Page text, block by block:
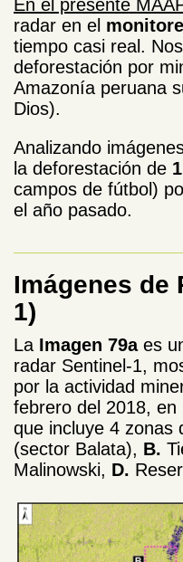
En el presente MAAP
radar en el
tiempo casi real.
deforestación por
Amazonía peruana
Dios).
Analizando
la deforestación de
campos de fútbol)
el año pasado.
Imágenes de
1)
La Imagen 79aes
radar Sentinel-1,
por la actividad
febrero del 2018,
que incluye 4 zonas
(sector Balata), B.
Malinowski, D.